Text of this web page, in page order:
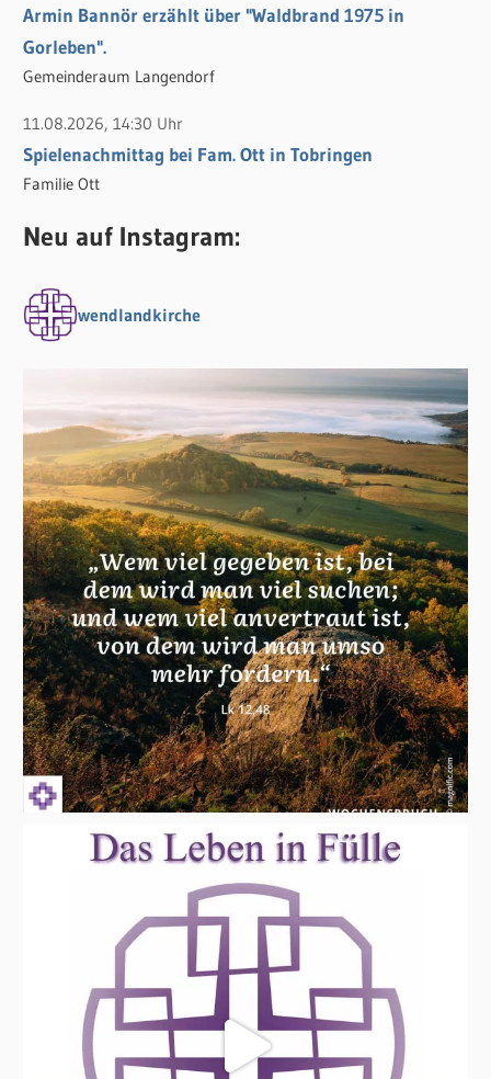
Armin Bannör erzählt über "Waldbrand 1975 in
Gorleben".
Gemeinderaum Langendorf
11.08.2026, 14:30 Uhr
Spielenachmittag bei Fam. Ott in Tobringen
Familie Ott
Neu auf Instagram:
wendlandkirche